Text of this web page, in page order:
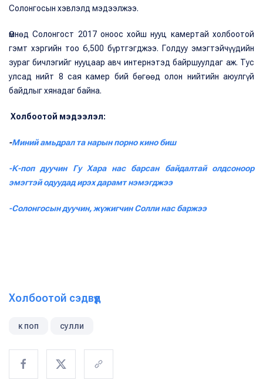
Солонгосын хэвлэлд мэдээлжээ.
Өмнөд Солонгост 2017 оноос хойш нууц камертай холбоотой
гэмт хэргийн тоо 6,500 бүртгэгджээ. Голдуу эмэгтэйчүүдийн
зураг бичлэгийг нууцаар авч интернэтэд байршуулдаг аж. Тус
улсад нийт 8 сая камер бий бөгөөд олон нийтийн аюулгүй
байдлыг хянадаг байна.
Холбоотой мэдээлэл:
-Миний амьдрал та нарын порно кино биш
-К-поп дуучин Гу Хара нас барсан байдалтай олдсоноор
эмэгтэй одуудад ирэх дарамт нэмэгджээ
-Солонгосын дуучин, жүжигчин Солли нас баржээ
Холбоотой сэдвүүд
к поп сулли